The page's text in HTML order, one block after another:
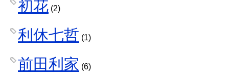
初花 (2)
利休七哲 (1)
前田利家 (6)